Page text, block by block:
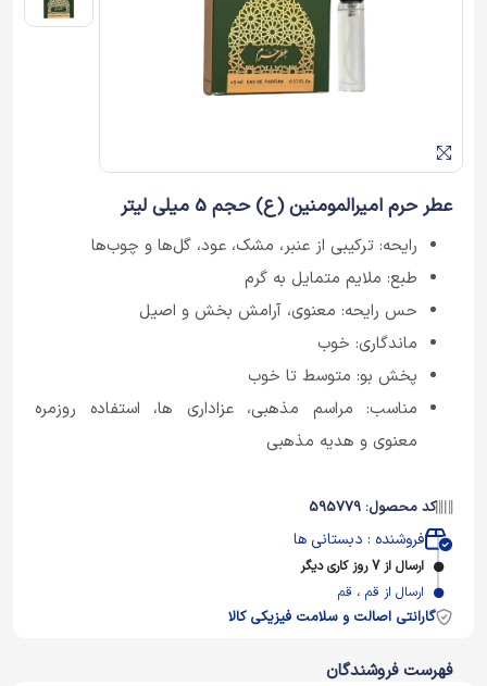
عطر حرم امیرالمومنین (ع) حجم 5 میلی لیتر
رایحه: ترکیبی از عنبر، مشک، عود، گل‌ها و چوب‌ها
طبع: ملایم متمایل به گرم
حس رایحه: معنوی، آرامش‌ بخش و اصیل
ماندگاری: خوب
پخش بو: متوسط تا خوب
مناسب: مراسم مذهبی، عزاداری‌ ها، استفاده روزمره
معنوی و هدیه مذهبی
کد محصول: 595779
فروشنده : دبستانی ها
ارسال از 7 روز کاری دیگر
ارسال از قم ، قم
گارانتی اصالت و سلامت فیزیکی کالا
فهرست فروشندگان